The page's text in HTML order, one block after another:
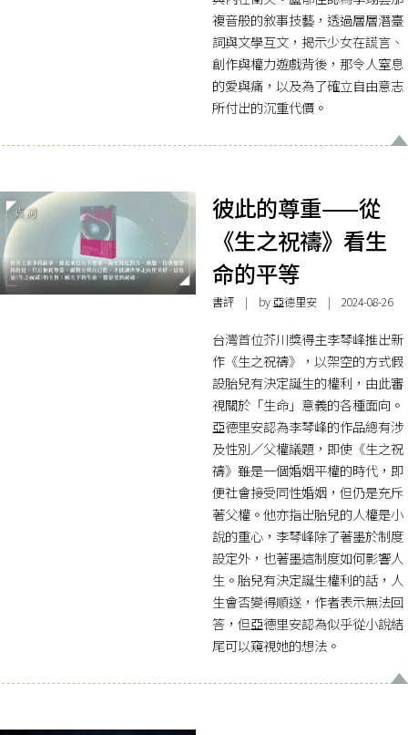
複音般的敘事技藝，透過層層潛臺
詞與文學互文，揭示少女在謊言、
創作與權力遊戲背後，那令人窒息
的愛與痛，以及為了確立自由意志
所付出的沉重代價。
彼此的尊重——從
《生之祝禱》看生
命的平等
書評| by 亞德里安 | 2024-08-26
台灣首位芥川獎得主李琴峰推出新
作《生之祝禱》，以架空的方式假
設胎兒有決定誕生的權利，由此審
視關於「生命」意義的各種面向。
亞德里安認為李琴峰的作品總有涉
及性別／父權議題，即使《生之祝
禱》雖是一個婚姻平權的時代，即
便社會接受同性婚姻，但仍是充斥
著父權。他亦指出胎兒的人權是小
說的重心，李琴峰除了著墨於制度
設定外，也著墨這制度如何影響人
生。胎兒有決定誕生權利的話，人
生會否變得順遂，作者表示無法回
答，但亞德里安認為似乎從小說結
尾可以窺視她的想法。